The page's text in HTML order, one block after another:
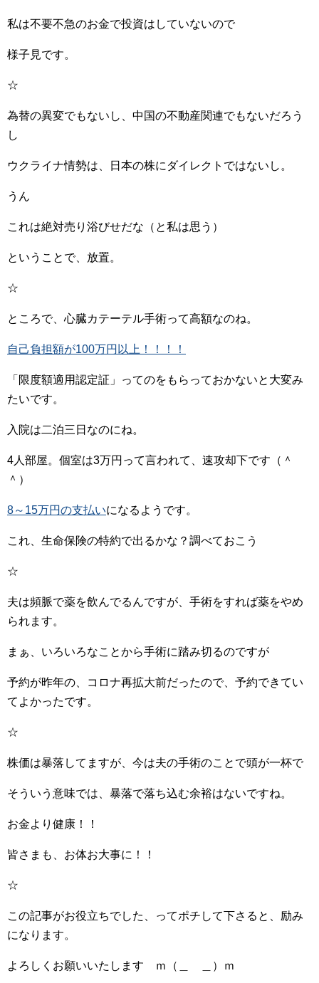
私は不要不急のお金で投資はしていないので
様子見です。
☆
為替の異変でもないし、中国の不動産関連でもないだろう
し
ウクライナ情勢は、日本の株にダイレクトではないし。
うん
これは絶対売り浴びせだな（と私は思う）
ということで、放置。
☆
ところで、心臓カテーテル手術って高額なのね。
自己負担額が100万円以上！！！！
「限度額適用認定証」ってのをもらっておかないと大変み
たいです。
入院は二泊三日なのにね。
4人部屋。個室は3万円って言われて、速攻却下です（＾
＾）
8～15万円の支払いになるようです。
これ、生命保険の特約で出るかな？調べておこう
☆
夫は頻脈で薬を飲んでるんですが、手術をすれば薬をやめ
られます。
まぁ、いろいろなことから手術に踏み切るのですが
予約が昨年の、コロナ再拡大前だったので、予約できてい
てよかったです。
☆
株価は暴落してますが、今は夫の手術のことで頭が一杯で
そういう意味では、暴落で落ち込む余裕はないですね。
お金より健康！！
皆さまも、お体お大事に！！
☆
この記事がお役立ちでした、ってポチして下さると、励み
になります。
よろしくお願いいたします ｍ（＿ ＿）ｍ